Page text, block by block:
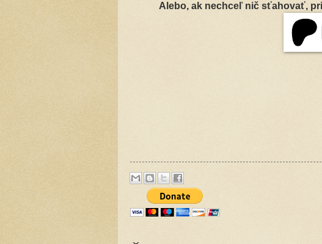
Alebo, ak nechceľ nič sťahovať,